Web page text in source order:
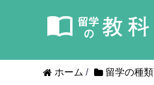
ホーム / 留学の種類